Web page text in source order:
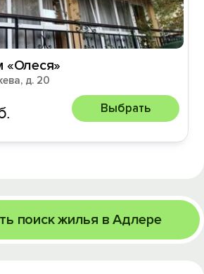
«Олеся»
д. 20
Выбрать
поиск жилья в Адлере